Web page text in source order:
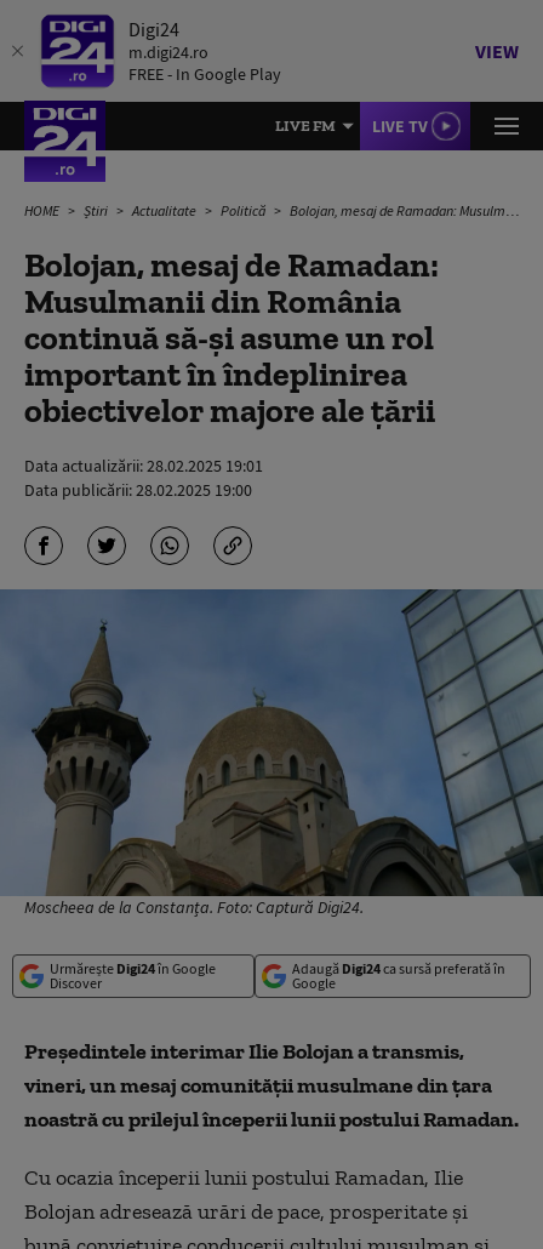
Digi24
m.digi24.ro
FREE - In Google Play
VIEW
LIVE FM LIVE TV
HOME Știri Actualitate Politică Bolojan, mesaj de Ramadan: Musulmanii din România continuă să-şi asume un rol important în îndeplinirea obiectivelor majore ale ţării
Bolojan, mesaj de Ramadan:
Musulmanii din România
continuă să-şi asume un rol
important în îndeplinirea
obiectivelor majore ale ţării
Data actualizării:28.02.2025 19:01
Data publicării:28.02.2025 19:00
Moscheea de la Constanța. Foto: Captură Digi24.
Urmărește Digi24în Google
Discover
Adaugă Digi24ca sursă preferată în
Google
Preşedintele interimar Ilie Bolojan a transmis,
vineri, un mesaj comunităţii musulmane din ţara
noastră cu prilejul începerii lunii postului Ramadan.
Cu ocazia începerii lunii postului Ramadan, Ilie
Bolojan adresează urări de pace, prosperitate şi